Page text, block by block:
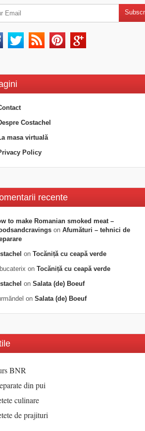
Costachel
masa virtuală
Policy
recente
to make Romanian smoked meat –
on Afumături – tehnici de
on Tocăniță cu ceapă verde
on Tocăniță cu ceapă verde
on Salata (de) Boeuf
on Salata (de) Boeuf
BNR
din pui
culinare
de prajituri